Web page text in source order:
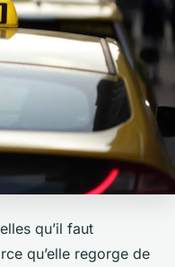
qu’il faut
qu’elle regorge de